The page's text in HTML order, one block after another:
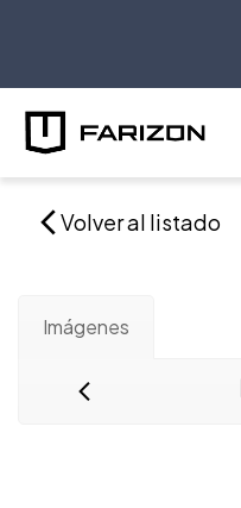
Volver al listado
Imágenes